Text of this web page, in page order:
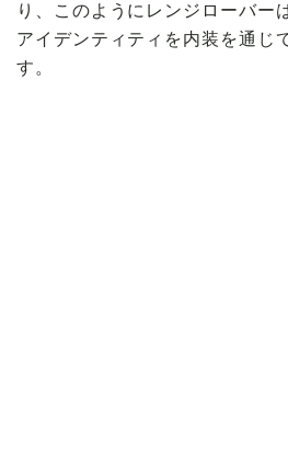
り、このようにレンジローバー
アイデンティティを内装を通じ
す。